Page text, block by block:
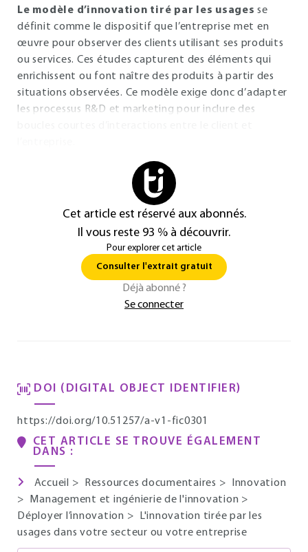
Le modèle d’innovation tiré par les usages se
définit comme le dispositif que l’entreprise met en
œuvre pour observer des clients utilisant ses produits
ou services. Ces études capturent des éléments qui
enrichissent ou font naître des produits à partir des
situations observées. Ce modèle exige donc d’adapter
les processus R&D et marketing pour inclure des
Cet article est réservé aux abonnés.
Il vous reste 93 % à découvrir.
Pour explorer cet article
Consulter l'extrait gratuit
Déjà abonné ?
Se connecter
DOI (DIGITAL OBJECT IDENTIFIER)
https://doi.org/10.51257/a-v1-fic0301
CET ARTICLE SE TROUVE ÉGALEMENT
DANS :
Accueil > Ressources documentaires >
Innovation
>
Management et ingénierie de l'innovation >
Déployer l’innovation >
L'innovation tirée par les
usages dans votre secteur ou votre entreprise